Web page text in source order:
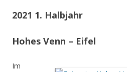
2021 1. Halbjahr
Hohes Venn – Eifel
Im